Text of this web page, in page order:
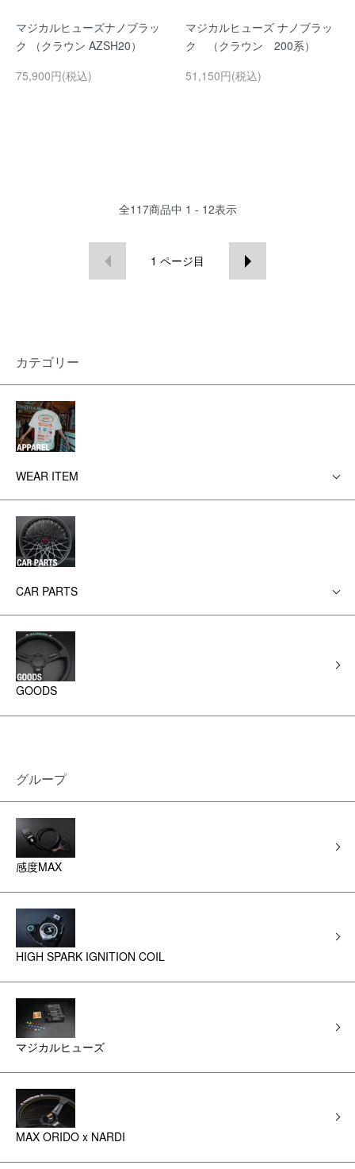
マジカルヒューズナノブラッ
ク （クラウン AZSH20）
75,900円(税込)
マジカルヒューズ ナノブラッ
ク （クラウン 200系）
51,150円(税込)
全117商品中 1 - 12表示
1 ページ目
カテゴリー
WEAR ITEM
CAR PARTS
GOODS
グループ
感度MAX
HIGH SPARK IGNITION COIL
マジカルヒューズ
MAX ORIDO x NARDI